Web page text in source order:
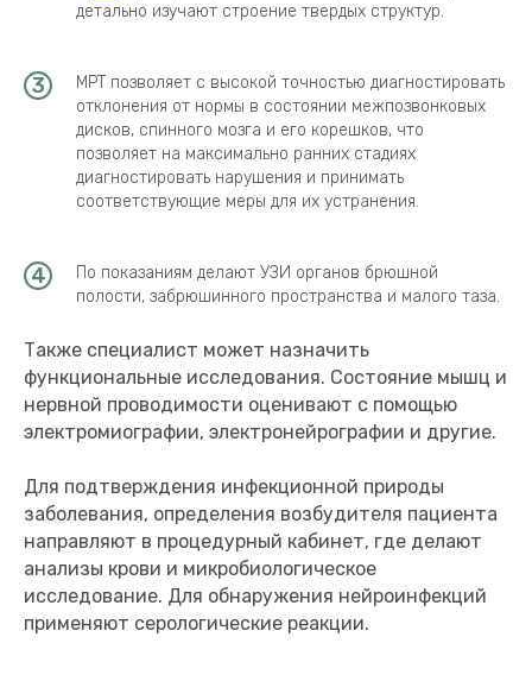
детально изучают строение твердых структур.
МРТ позволяет с высокой точностью диагностировать
отклонения от нормы в состоянии межпозвонковых
дисков, спинного мозга и его корешков, что
позволяет на максимально ранних стадиях
диагностировать нарушения и принимать
соответствующие меры для их устранения.
По показаниям делают УЗИ органов брюшной
полости, забрюшинного пространства и малого таза.
Также специалист может назначить
функциональные исследования. Состояние мышц и
нервной проводимости оценивают с помощью
электромиографии, электронейрографии и другие.
Для подтверждения инфекционной природы
заболевания, определения возбудителя пациента
направляют в процедурный кабинет, где делают
анализы крови и микробиологическое
исследование. Для обнаружения нейроинфекций
применяют серологические реакции.